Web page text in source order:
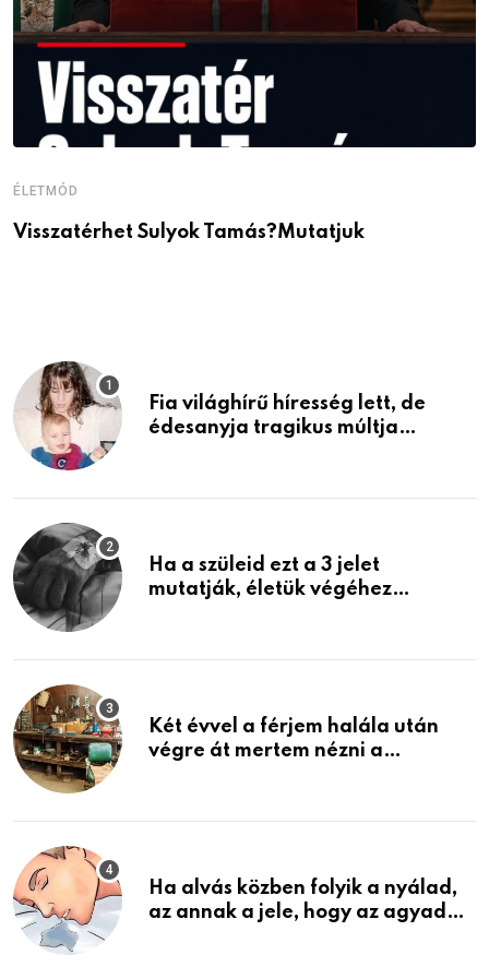
ÉLETMÓD
Visszatérhet Sulyok Tamás?Mutatjuk
Fia világhírű híresség lett, de
édesanyja tragikus múltja
Ha a szüleid ezt a 3 jelet
mutatják, életük végéhez
Két évvel a férjem halála után
végre át mertem nézni a
életemet
Ha alvás közben folyik a nyálad,
az annak a jele, hogy az agyad…